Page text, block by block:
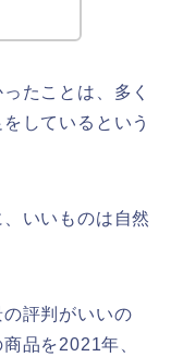
たことは、多く
しているという
いいものは自然
評判がいいの
品を2021年、